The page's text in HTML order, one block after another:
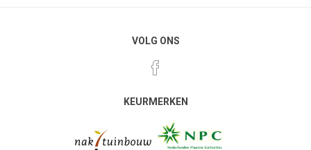
VOLG ONS
KEURMERKEN